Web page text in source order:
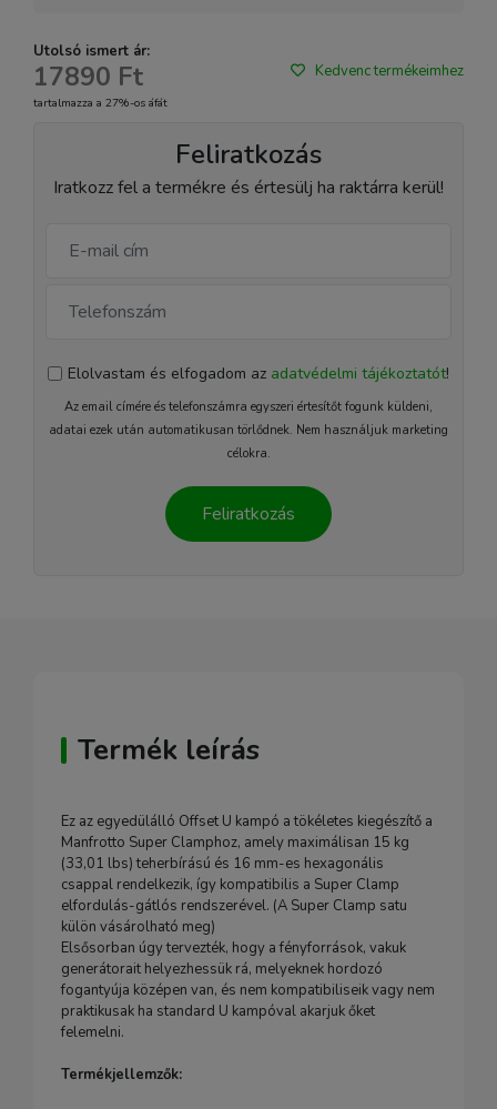
Utolsó ismert ár:
17890 Ft
tartalmazza a 27%-os áfát
Kedvenc termékeimhez
Feliratkozás
Iratkozz fel a termékre és értesülj ha raktárra kerül!
Elolvastam és elfogadom az adatvédelmi tájékoztatót!
Az email címére és telefonszámra egyszeri értesítőt fogunk küldeni,
adatai ezek után automatikusan törlődnek. Nem használjuk marketing
célokra.
Feliratkozás
Termék leírás
Ez az egyedülálló Offset U kampó a tökéletes kiegészítő a
Manfrotto Super Clamphoz, amely maximálisan 15 kg
(33,01 lbs) teherbírású és 16 mm-es hexagonális
csappal rendelkezik, így kompatibilis a Super Clamp
elfordulás-gátlós rendszerével. (A Super Clamp satu
külön vásárolható meg)
Elsősorban úgy tervezték, hogy a fényforrások, vakuk
generátorait helyezhessük rá, melyeknek hordozó
fogantyúja középen van, és nem kompatibiliseik vagy nem
praktikusak ha standard U kampóval akarjuk őket
felemelni.
Termékjellemzők: